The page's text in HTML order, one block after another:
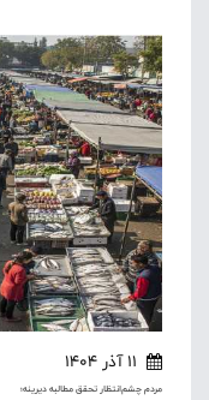
11 آذر 1404
مردم چشم‌انتظار تحقق مطالبه دیرینه؛